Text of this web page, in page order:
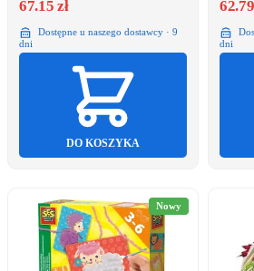
67.15 zł
Dostępne u naszego dostawcy · 9
dni
DO KOSZYKA
dni
Nowy